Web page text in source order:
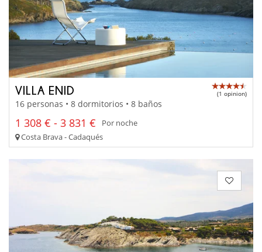
VILLA ENID (1 opinion)
16 personas • 8 dormitorios • 8 baños
1 308 € - 3 831 €
Por noche
Costa Brava - Cadaqués